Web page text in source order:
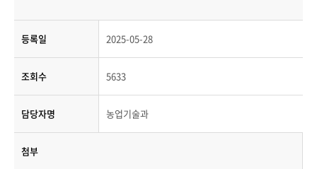
등록일 2025-05-28
조회수 5633
담당자명 농업기술과
첨부